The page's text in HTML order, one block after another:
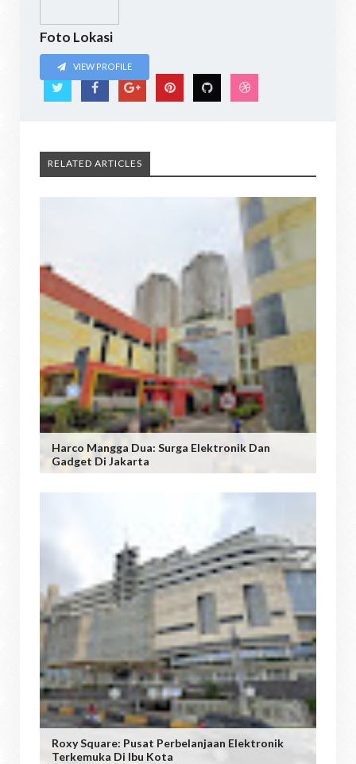
Foto Lokasi
VIEW PROFILE
RELATED ARTICLES
Harco Mangga Dua: Surga Elektronik Dan
Gadget Di Jakarta
Roxy Square: Pusat Perbelanjaan Elektronik
Terkemuka Di Ibu Kota